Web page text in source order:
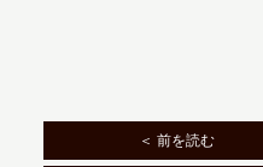
＜ 前を読む